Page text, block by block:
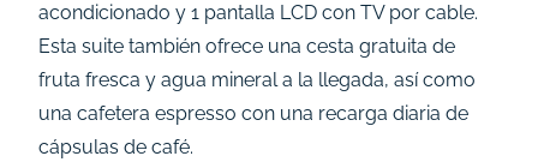
acondicionado y 1 pantalla LCD con TV por cable.
Esta suite también ofrece una cesta gratuita de
fruta fresca y agua mineral a la llegada, así como
una cafetera espresso con una recarga diaria de
cápsulas de café.